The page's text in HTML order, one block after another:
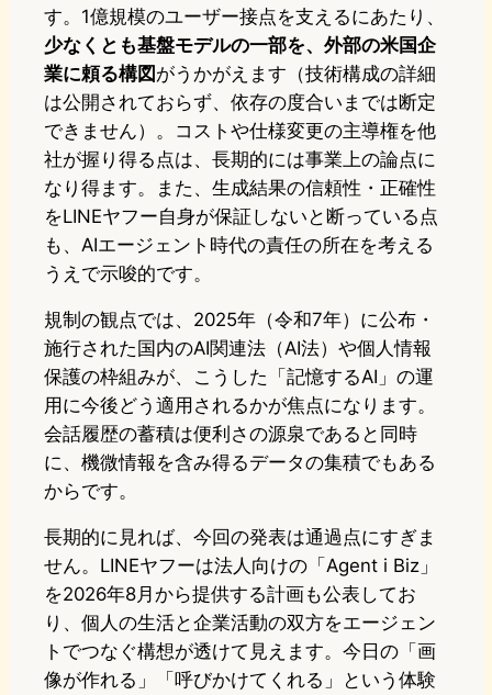
す。1億規模のユーザー接点を支えるにあたり、
少なくとも基盤モデルの一部を、外部の米国企
業に頼る構図がうかがえます（技術構成の詳細
は公開されておらず、依存の度合いまでは断定
できません）。コストや仕様変更の主導権を他
社が握り得る点は、長期的には事業上の論点に
なり得ます。また、生成結果の信頼性・正確性
をLINEヤフー自身が保証しないと断っている点
も、AIエージェント時代の責任の所在を考える
うえで示唆的です。
規制の観点では、2025年（令和7年）に公布・
施行された国内のAI関連法（AI法）や個人情報
保護の枠組みが、こうした「記憶するAI」の運
用に今後どう適用されるかが焦点になります。
会話履歴の蓄積は便利さの源泉であると同時
に、機微情報を含み得るデータの集積でもある
からです。
長期的に見れば、今回の発表は通過点にすぎま
せん。LINEヤフーは法人向けの「Agent i Biz」
を2026年8月から提供する計画も公表してお
り、個人の生活と企業活動の双方をエージェン
トでつなぐ構想が透けて見えます。今日の「画
像が作れる」「呼びかけてくれる」という体験